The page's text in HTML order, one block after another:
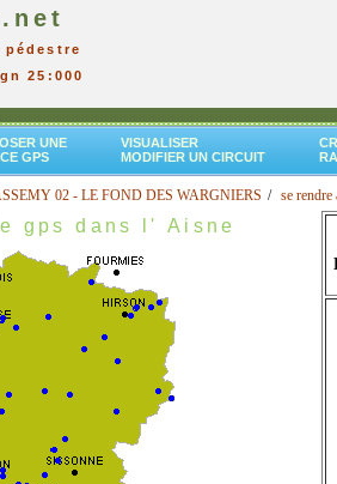
25:000
UNE
GPS
VISUALISER
MODIFIER UN CIRCUIT
02 - LE FOND DES WARGNIERS se rendre
gps dans l' Aisne